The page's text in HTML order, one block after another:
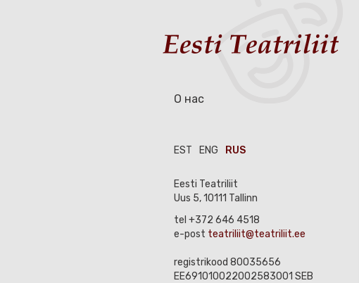
О нас
EST ENG RUS
Eesti Teatriliit
Uus 5, 10111 Tallinn
tel +372 646 4518
e-post teatriliit@teatriliit.ee
registrikood 80035656
EE691010022002583001 SEB